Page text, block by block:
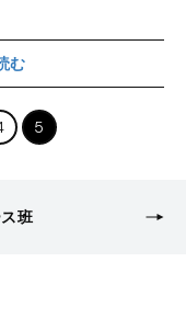
む
5
班